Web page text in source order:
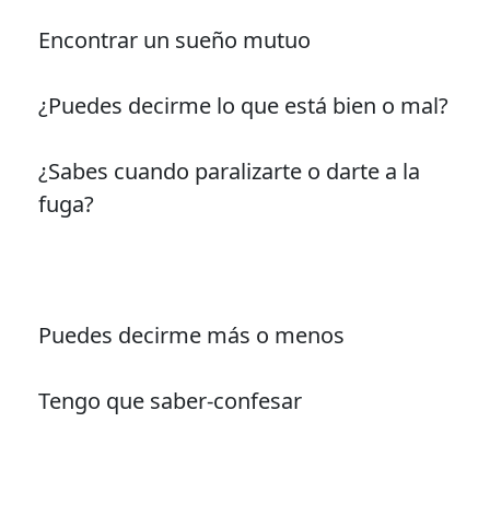
Encontrar un sueño mutuo
¿Puedes decirme lo que está bien o mal?
¿Sabes cuando paralizarte o darte a la
fuga?
Puedes decirme más o menos
Tengo que saber-confesar